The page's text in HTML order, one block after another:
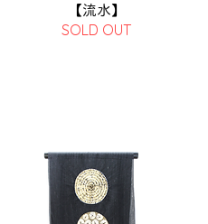
【流水】
SOLD OUT